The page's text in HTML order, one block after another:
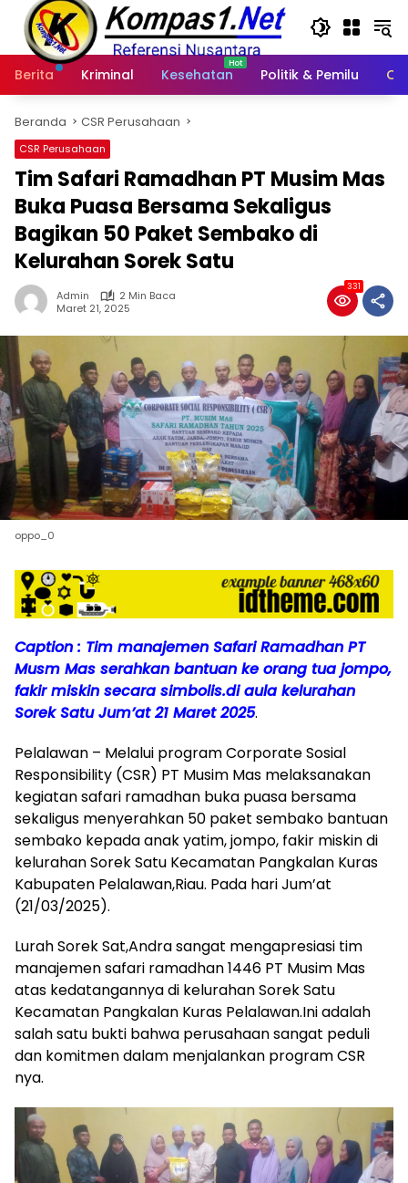
Langsung
konten
Berita
Kriminal Kesehatan Politik & Pemilu
Beranda CSR Perusahaan
CSR Perusahaan
Tim Safari Ramadhan PT Musim Mas
Buka Puasa Bersama Sekaligus
Bagikan 50 Paket Sembako di
Kelurahan Sorek Satu
Admin
2 Min Baca
Maret 21, 2025
331
oppo_0
Caption : Tim manajemen Safari Ramadhan PT
Musm Mas serahkan bantuan ke orang tua jompo,
fakir miskin secara simbolis.di aula kelurahan
Sorek Satu Jum’at 21 Maret 2025.
Pelalawan – Melalui program Corporate Sosial
Responsibility (CSR) PT Musim Mas melaksanakan
kegiatan safari ramadhan buka puasa bersama
sekaligus menyerahkan 50 paket sembako bantuan
sembako kepada anak yatim, jompo, fakir miskin di
kelurahan Sorek Satu Kecamatan Pangkalan Kuras
Kabupaten Pelalawan,Riau. Pada hari Jum’at
(21/03/2025).
Lurah Sorek Sat,Andra sangat mengapresiasi tim
manajemen safari ramadhan 1446 PT Musim Mas
atas kedatangannya di kelurahan Sorek Satu
Kecamatan Pangkalan Kuras Pelalawan.Ini adalah
salah satu bukti bahwa perusahaan sangat peduli
dan komitmen dalam menjalankan program CSR
nya.